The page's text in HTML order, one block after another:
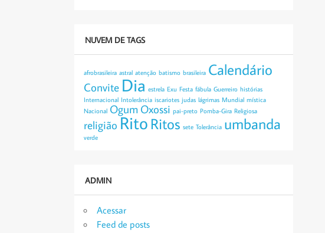
NUVEM DE TAGS
afrobrasileira astral atenção batismo brasileira Calendário
Convite Dia estrela Exu Festa fábula Guerreiro histórias
Internacional Intolerância iscariotes judas lágrimas Mundial mística
Nacional Ogum Oxossi pai-preto Pomba-Gira Religiosa
religião RitoRitos sete Tolerância umbanda
verde
ADMIN
Acessar
Feed de posts